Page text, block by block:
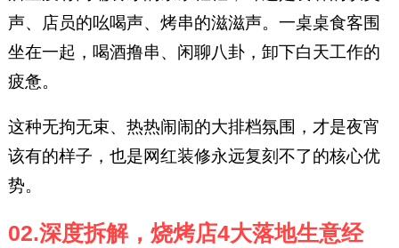
声、店员的吆喝声、烤串的滋滋声。一桌桌食客围
坐在一起，喝酒撸串、闲聊八卦，卸下白天工作的
疲惫。
这种无拘无束、热热闹闹的大排档氛围，才是夜宵
该有的样子，也是网红装修永远复刻不了的核心优
势。
02.深度拆解，烧烤店4大落地生意经